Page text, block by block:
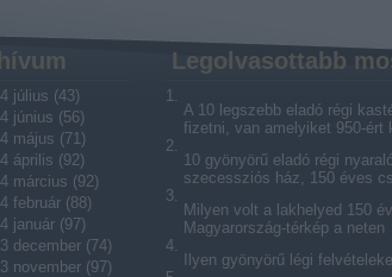
július (43)
június (56)
május (71)
április (92)
március (92)
február (88)
január (97)
december (74)
november (97)
Legolvasottabb
A 10 legszebb eladó régi
fizetni, van amelyiket 950-ért
10 gyönyörű eladó régi
szecessziós ház, 150 éves
Milyen volt a lakhelyed 150
Magyarország-térkép a neten
Ilyen gyönyörű légi